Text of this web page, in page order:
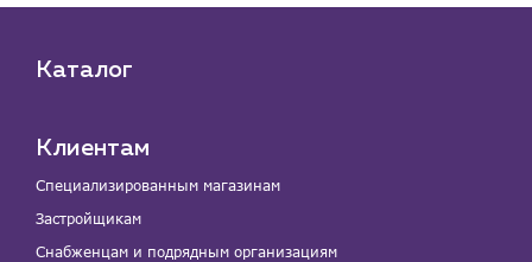
Портфолио
Личный кабинет
Контакты
Контактные данные
Наши партнёры
Каталог
Клиентам
Специализированным магазинам
Застройщикам
Снабженцам и подрядным организациям